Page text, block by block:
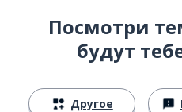
Посмотри
будут
Другое